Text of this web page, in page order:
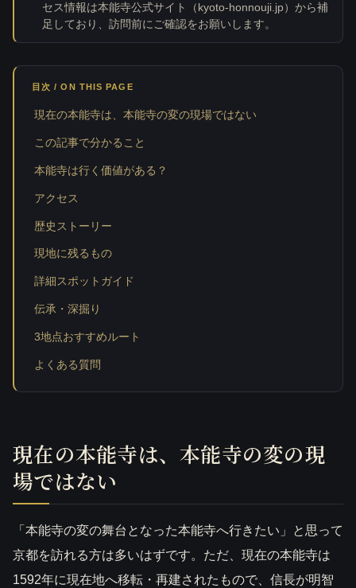
セス情報は本能寺公式サイト（kyoto-honnouji.jp）から補
足しており、訪問前にご確認をお願いします。
目次 / ON THIS PAGE
現在の本能寺は、本能寺の変の現場ではない
この記事で分かること
本能寺は行く価値がある？
アクセス
歴史ストーリー
現地に残るもの
詳細スポットガイド
伝承・深掘り
3地点おすすめルート
よくある質問
現在の本能寺は、本能寺の変の現
場ではない
「本能寺の変の舞台となった本能寺へ行きたい」と思って
京都を訪れる方は多いはずです。ただ、現在の本能寺は
1592年に現在地へ移転・再建されたもので、信長が明智